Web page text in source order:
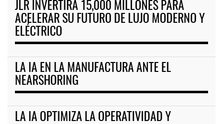
JLR INVERTIRÁ 15,000 MILLONES PARA
ACELERAR SU FUTURO DE LUJO MODERNO Y
ELÉCTRICO
LA IA EN LA MANUFACTURA ANTE EL
NEARSHORING
LA IA OPTIMIZA LA OPERATIVIDAD Y